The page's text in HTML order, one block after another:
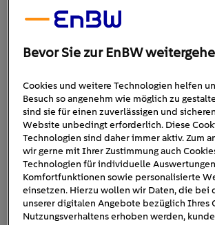
5. Dezember 2022 1min
01
Bevor Sie zur EnBW
Cookies und weitere Technologien helfen
Besuch so angenehm wie möglich zu
sind sie für einen zuverlässigen und
Website unbedingt erforderlich. Diese
Technologien sind daher immer aktiv. Zum
wir gerne mit Ihrer Zustimmung auch
Technologien für individuelle
Komfortfunktionen sowie personalisierte
einsetzen. Hierzu wollen wir Daten, die bei
unserer digitalen Angebote bezüglich Ihres
Nutzungsverhaltens erhoben werden,